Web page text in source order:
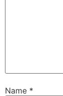
Name *